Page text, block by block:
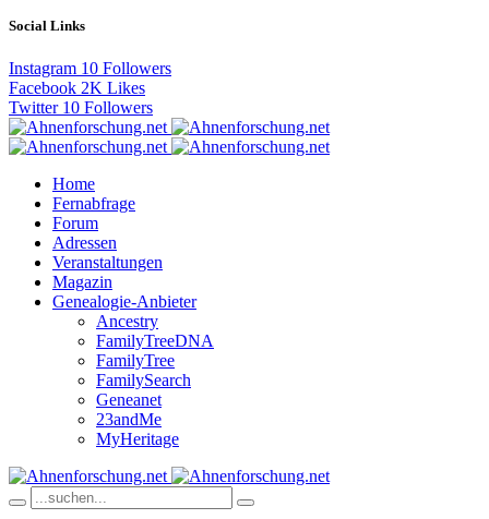
Social Links
Instagram 10 Followers
Facebook 2K Likes
Twitter 10 Followers
Home
Fernabfrage
Forum
Adressen
Veranstaltungen
Magazin
Genealogie-Anbieter
Ancestry
FamilyTreeDNA
FamilyTree
FamilySearch
Geneanet
23andMe
MyHeritage